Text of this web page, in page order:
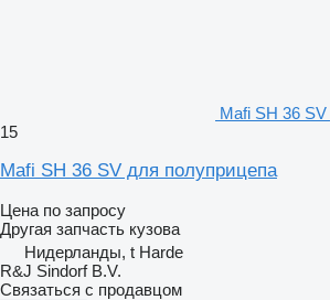
Mafi SH 36
15
Mafi SH 36 SV для полуприцепа
Цена по запросу
Другая запчасть кузова
Нидерланды, t Harde
R&J Sindorf B.V.
Связаться с продавцом